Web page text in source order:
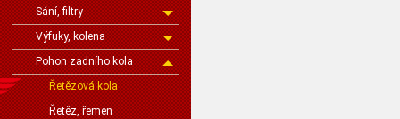
Sání, filtry
Výfuky, kolena
Pohon zadního kola
Řetězová kola
Řetěz, řemen